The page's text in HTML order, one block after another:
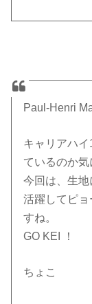
Paul-Henri
キャリアハ
ているのか気
今回は、生
活躍してピ
すね。
GO KEI ！
ちょこ